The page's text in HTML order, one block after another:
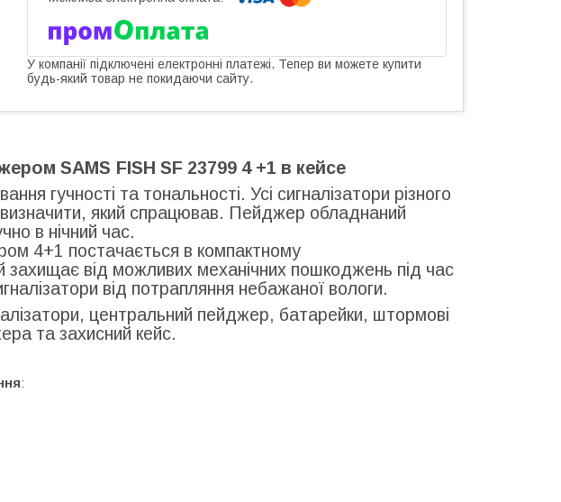
У компанії підключені електронні платежі. Тепер ви можете купити
будь-який товар не покидаючи сайту.
SAMS FISH SF 23799 4 +1 в кейсе
гучності та тональності. Усі сигналізатори різного
який спрацював. Пейджер обладнаний
в нічний час.
4+1 постачається в компактному
захищає від можливих механічних пошкоджень під час
від потрапляння небажаної вологи.
центральний пейджер, батарейки, штормові
та захисний кейс.
: